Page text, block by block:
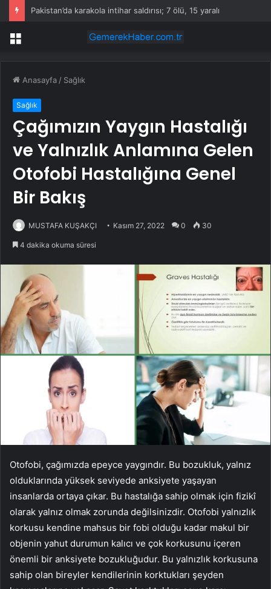
Pakistan’da karakola intihar saldırısı; 7 ölü, 15 yaralı
Menü
Anasayfa / Sağlık
Sağlık
Çağımızın Yaygın Hastalığı
ve Yalnızlık Anlamına Gelen
Otofobi Hastalığına Genel
Bir Bakış
MUSTAFA KUŞAKÇI Kasım 27, 2022 0 30
4 dakika okuma süresi
Otofobi, çağımızda epeyce yaygındır. Bu bozukluk, yalnız
olduklarında yüksek seviyede anksiyete yaşayan
insanlarda ortaya çıkar. Bu hastalığa sahip olmak için fizikî
olarak yalnız olmak zorunda değilsinizdir. Otofobi yalnızlık
korkusu kendine mahsus bir fobi olduğu kadar makul bir
objenin yahut durumun kalıcı ve çok korkusunu içeren
önemli bir anksiyete bozukluğudur. Bu yalnızlık korkusuna
sahip olan bireyler kendilerinin korktukları şeyden